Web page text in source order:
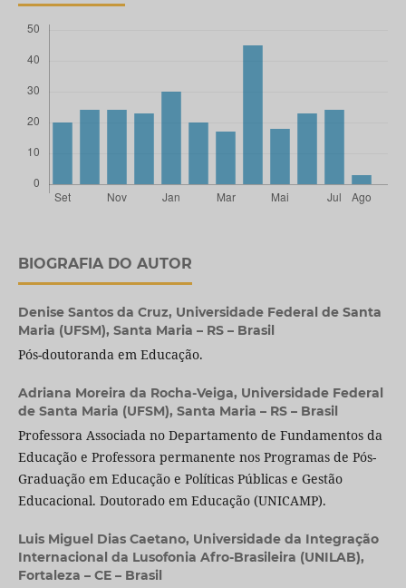
BIOGRAFIA DO AUTOR
Denise Santos da Cruz, Universidade Federal de Santa
Maria (UFSM), Santa Maria – RS – Brasil
Pós-doutoranda em Educação.
Adriana Moreira da Rocha-Veiga, Universidade Federal
de Santa Maria (UFSM), Santa Maria – RS – Brasil
Professora Associada no Departamento de Fundamentos da
Educação e Professora permanente nos Programas de Pós-
Graduação em Educação e Políticas Públicas e Gestão
Educacional. Doutorado em Educação (UNICAMP).
Luis Miguel Dias Caetano, Universidade da Integração
Internacional da Lusofonia Afro-Brasileira (UNILAB),
Fortaleza – CE – Brasil